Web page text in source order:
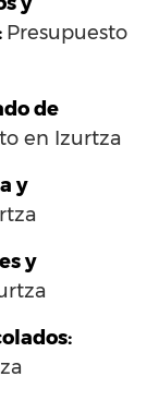
Presupuesto
de
en Izurtza
y
y